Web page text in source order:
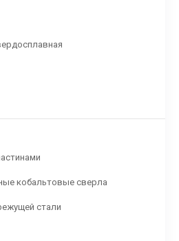
кобальтовые сверла
стали